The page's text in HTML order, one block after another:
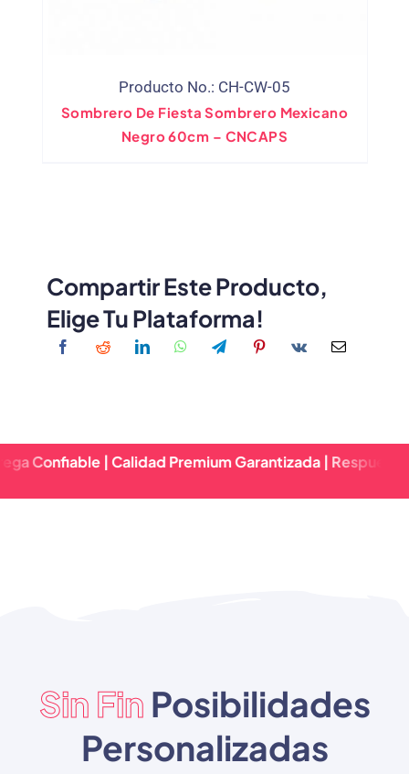
Producto No.: CH-CW-05
Sombrero De Fiesta Sombrero Mexicano
Negro 60cm – CNCAPS
Compartir Este Producto,
Elige Tu Plataforma!
| Calidad Premium Garantizada | Respuesta
Sin Fin Posibilidades
Personalizadas